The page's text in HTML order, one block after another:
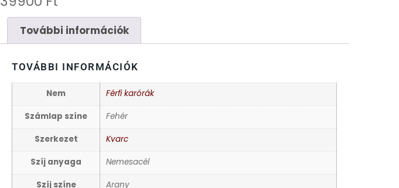
További információk
TOVÁBBI INFORMÁCIÓK
Nem Férfi karórák
Számlap színe Fehér
Szerkezet Kvarc
Szíj anyaga Nemesacél
Szíj színe Arany